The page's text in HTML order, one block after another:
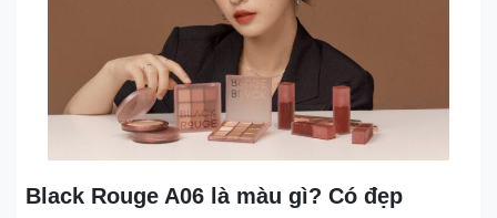
Black Rouge A06 là màu gì? Có đẹp